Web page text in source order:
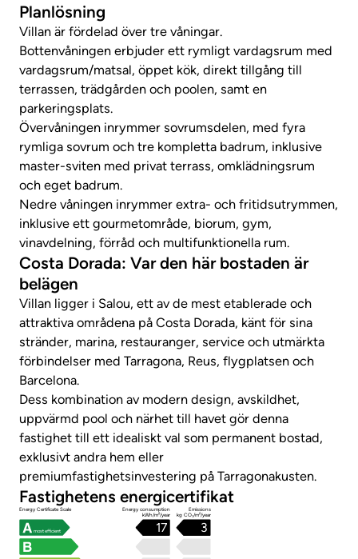
Planlösning
Villan är fördelad över tre våningar.
Bottenvåningen erbjuder ett rymligt vardagsrum med
vardagsrum/matsal, öppet kök, direkt tillgång till
terrassen, trädgården och poolen, samt en
parkeringsplats.
Övervåningen inrymmer sovrumsdelen, med fyra
rymliga sovrum och tre kompletta badrum, inklusive
master-sviten med privat terrass, omklädningsrum
och eget badrum.
Nedre våningen inrymmer extra- och fritidsutrymmen,
inklusive ett gourmetområde, biorum, gym,
vinavdelning, förråd och multifunktionella rum.
Costa Dorada: Var den här bostaden är
belägen
Villan ligger i Salou, ett av de mest etablerade och
attraktiva områdena på Costa Dorada, känt för sina
stränder, marina, restauranger, service och utmärkta
förbindelser med Tarragona, Reus, flygplatsen och
Barcelona.
Dess kombination av modern design, avskildhet,
uppvärmd pool och närhet till havet gör denna
fastighet till ett idealiskt val som permanent bostad,
exklusivt andra hem eller
premiumfastighetsinvestering på Tarragonakusten.
Fastighetens energicertifikat
Energy Certificate Scale
Energy consumption
kWh/m²/year
Emissions
kg CO₂/m²/year
most efficient 3
17